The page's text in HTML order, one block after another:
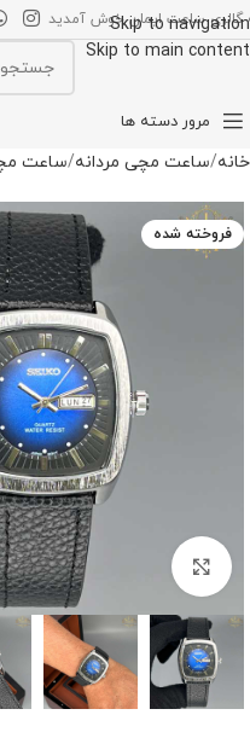
Skip to navigation
Skip to main content
گالری ساعت ایمان خوش آمدید
مرور دسته ها
خانه ساعت مچی مردانه ساعت
فروخته شده
برای بزرگنمایی کلیک کنید